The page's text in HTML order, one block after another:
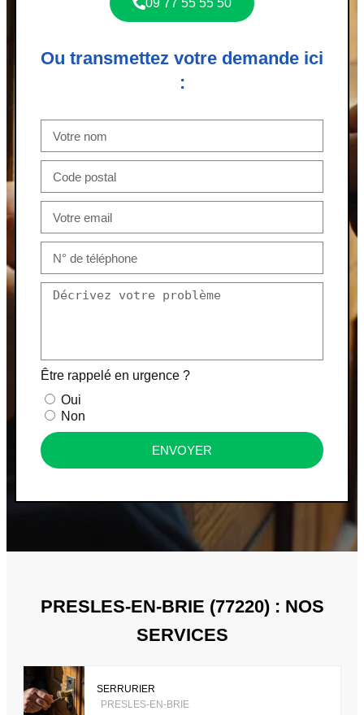
09 77 55 55 50
Ou transmettez votre demande ici
:
Être rappelé en urgence ?
Oui
Non
ENVOYER
PRESLES-EN-BRIE (77220) : NOS
SERVICES
SERRURIER
PRESLES-EN-BRIE